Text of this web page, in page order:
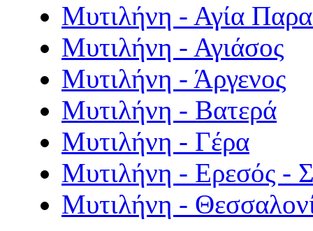
Μυτιλήνη - Αγία
Μυτιλήνη - Αγιάσος
Μυτιλήνη - Άργενος
Μυτιλήνη - Βατερά
Μυτιλήνη - Γέρα
Μυτιλήνη - Ερεσός -
Μυτιλήνη -